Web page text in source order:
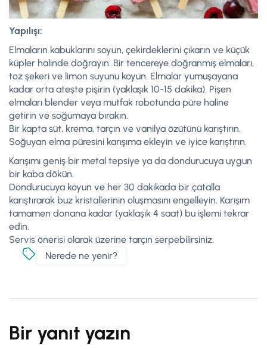
Yapılışı:
Elmaların kabuklarını soyun, çekirdeklerini çıkarın ve küçük
küpler halinde doğrayın. Bir tencereye doğranmış elmaları,
toz şekeri ve limon suyunu koyun. Elmalar yumuşayana
kadar orta ateşte pişirin (yaklaşık 10-15 dakika). Pişen
elmaları blender veya mutfak robotunda püre haline
getirin ve soğumaya bırakın.
Bir kapta süt, krema, tarçın ve vanilya özütünü karıştırın.
Soğuyan elma püresini karışıma ekleyin ve iyice karıştırın.
Karışımı geniş bir metal tepsiye ya da dondurucuya uygun
bir kaba dökün.
Dondurucuya koyun ve her 30 dakikada bir çatalla
karıştırarak buz kristallerinin oluşmasını engelleyin. Karışım
tamamen donana kadar (yaklaşık 4 saat) bu işlemi tekrar
edin.
Servis önerisi olarak üzerine tarçın serpebilirsiniz.
Nerede ne yenir?
Bir yanıt yazın